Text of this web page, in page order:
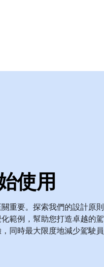
使用
重要。探索我們的設計原則
範例，幫助您打造卓越的駕
同時最大限度地減少駕駛員